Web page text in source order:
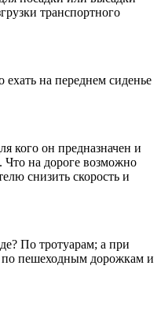
транспортного
ехать на переднем сиденье
кого он предназначен и
Что на дороге возможно
снизить скорость и
По тротуарам; а при
пешеходным дорожкам и